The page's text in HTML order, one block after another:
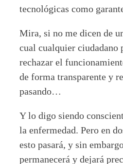
tecnológicas como
Mira, si no me dicen de
cual cualquier ciudadano
rechazar el
de forma transparente y
pasando…
Y lo digo siendo
la enfermedad. Pero en
esto pasará, y sin
permanecerá y dejará